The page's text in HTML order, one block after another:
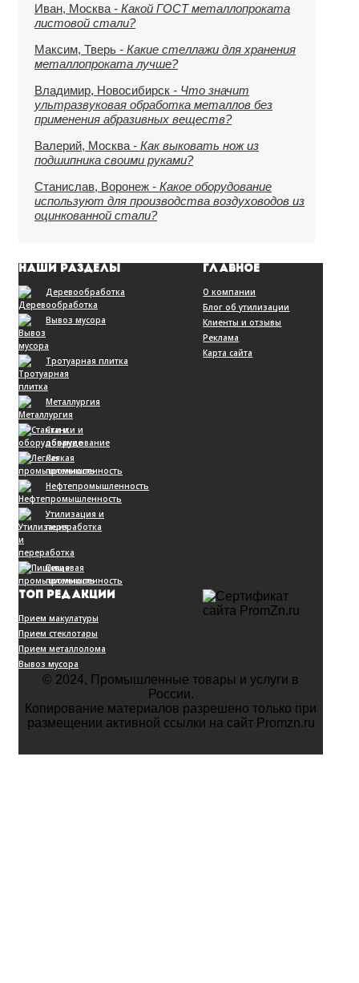
Иван, Москва - Какой ГОСТ металлопроката
листовой стали?
Максим, Тверь - Какие стеллажи для хранения
металлопроката лучше?
Владимир, Новосибирск - Что значит
ультразвуковая обработка металлов без
применения абразивных веществ?
Валерий, Москва - Как выковать нож из
подшипника своими руками?
Станислав, Воронеж - Какое оборудование
используют для производства воздуховодов из
оцинкованной стали?
НАШИ РАЗДЕЛЫ
Деревообработка
Вывоз мусора
Тротуарная плитка
Металлургия
Станки и
оборудование
Легкая
промышленность
Нефтепромышленность
Утилизация и
переработка
Пищевая
промышленность
ГЛАВНОЕ
О компании
Блог об утилизации
Клиенты и отзывы
Реклама
Карта сайта
ТОП РЕДАКЦИИ
Прием макулатуры
Прием стеклотары
Прием металлолома
Вывоз мусора
© 2024, Промышленные товары и услуги в
России.
Копирование материалов разрешено только при
размещении активной ссылки на сайт Promzn.ru